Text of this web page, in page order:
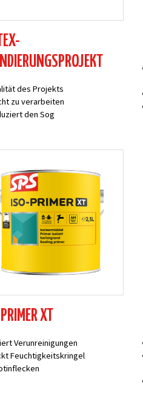
des Projekts
zu verarbeiten
den Sog
XT
Verunreinigungen
Feuchtigkeitskringel